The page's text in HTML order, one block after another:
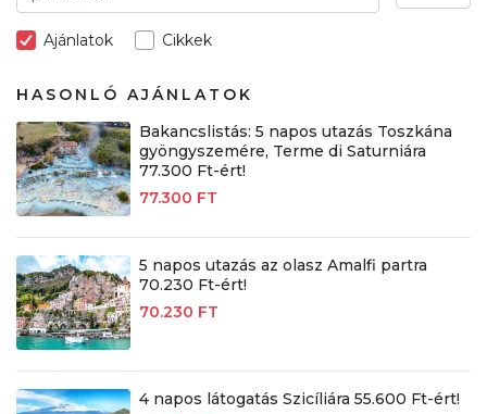
Ajánlatok Cikkek
HASONLÓ AJÁNLATOK
Bakancslistás: 5 napos utazás Toszkána
gyöngyszemére, Terme di Saturniára
77.300 Ft-ért!
77.300 FT
5 napos utazás az olasz Amalfi partra
70.230 Ft-ért!
70.230 FT
4 napos látogatás Szicíliára 55.600 Ft-ért!